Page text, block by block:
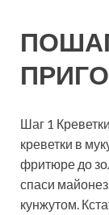
Шаг 1
креветки в
фритюре до
спаси
кунжутом.